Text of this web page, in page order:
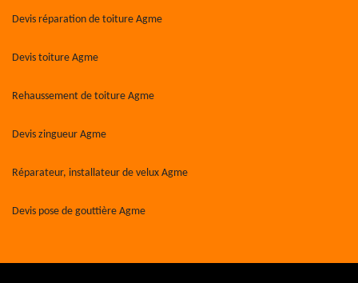
Devis réparation de toiture Agme
Devis toiture Agme
Rehaussement de toiture Agme
Devis zingueur Agme
Réparateur, installateur de velux Agme
Devis pose de gouttière Agme